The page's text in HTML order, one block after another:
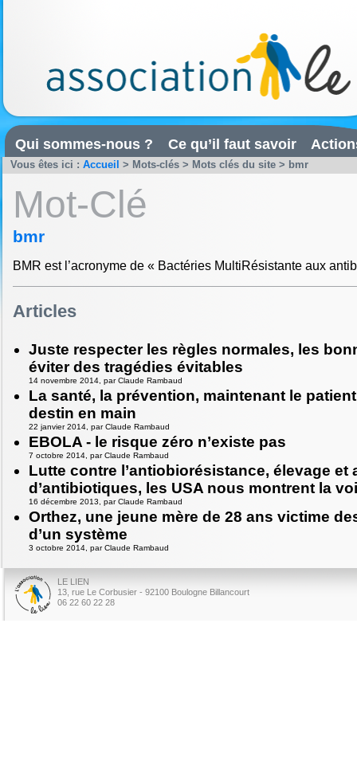
Qui sommes-nous ? Ce qu’il faut savoir
Vous êtes ici : Accueil > Mots-clés > Mots clés du site > bmr
Mot-Clé
bmr
BMR est l’acronyme de « Bactéries MultiRésistante aux
Articles
Juste respecter les règles normales, les
éviter des tragédies évitables
14 novembre 2014, par Claude Rambaud
La santé, la prévention, maintenant le
destin en main
22 janvier 2014, par Claude Rambaud
EBOLA - le risque zéro n’existe pas
7 octobre 2014, par Claude Rambaud
Lutte contre l’antiobiorésistance, élevage et
d’antibiotiques, les USA nous montrent la
16 décembre 2013, par Claude Rambaud
Orthez, une jeune mère de 28 ans victime
d’un système
3 octobre 2014, par Claude Rambaud
LE LIEN
13, rue Le Corbusier - 92100 Boulogne Billancourt
06 22 60 22 28